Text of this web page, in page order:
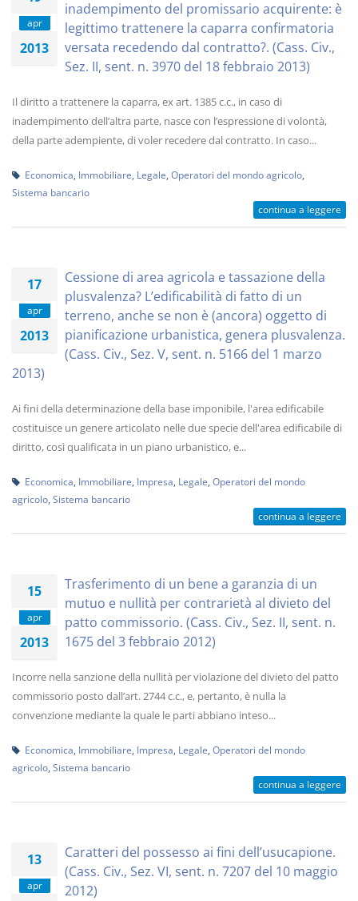
apr
2013
inadempimento del promissario acquirente: è
legittimo trattenere la caparra confirmatoria
versata recedendo dal contratto?. (Cass. Civ.,
Sez. II, sent. n. 3970 del 18 febbraio 2013)
Il diritto a trattenere la caparra, ex art. 1385 c.c., in caso di
inadempimento dell’altra parte, nasce con l’espressione di volontà,
della parte adempiente, di voler recedere dal contratto. In caso...
Economica Immobiliare Legale Operatori del mondo agricolo
Sistema bancario
continua a leggere
17
apr
2013
Cessione di area agricola e tassazione della
plusvalenza? L’edificabilità di fatto di un
terreno, anche se non è (ancora) oggetto di
pianificazione urbanistica, genera plusvalenza.
(Cass. Civ., Sez. V, sent. n. 5166 del 1 marzo
2013)
Ai fini della determinazione della base imponibile, l'area edificabile
costituisce un genere articolato nelle due specie dell'area edificabile di
diritto, così qualificata in un piano urbanistico, e...
Economica Immobiliare Impresa Legale Operatori del mondo
agricolo Sistema bancario
continua a leggere
15
apr
2013
Trasferimento di un bene a garanzia di un
mutuo e nullità per contrarietà al divieto del
patto commissorio. (Cass. Civ., Sez. II, sent. n.
1675 del 3 febbraio 2012)
Incorre nella sanzione della nullità per violazione del divieto del patto
commissorio posto dall’art. 2744 c.c., e, pertanto, è nulla la
convenzione mediante la quale le parti abbiano inteso...
Economica Immobiliare Impresa Legale Operatori del mondo
agricolo Sistema bancario
continua a leggere
13
apr
Caratteri del possesso ai fini dell’usucapione.
(Cass. Civ., Sez. VI, sent. n. 7207 del 10 maggio
2012)